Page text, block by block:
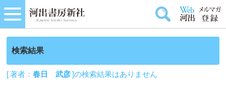
検索結果
[ 著者：春日 武彦]の検索結果はありません